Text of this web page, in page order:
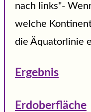
nach links"-
welche
die Äquatorlinie
Ergebnis
Erdoberfläche